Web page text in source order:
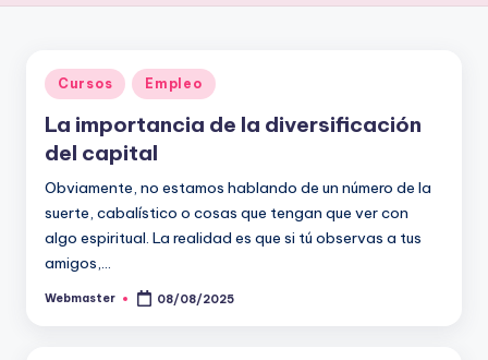
Publicado
en
Cursos Empleo
La importancia de la diversificación
del capital
Obviamente, no estamos hablando de un número de la
suerte, cabalístico o cosas que tengan que ver con
algo espiritual. La realidad es que si tú observas a tus
amigos,…
Publicado
Webmaster 08/08/2025